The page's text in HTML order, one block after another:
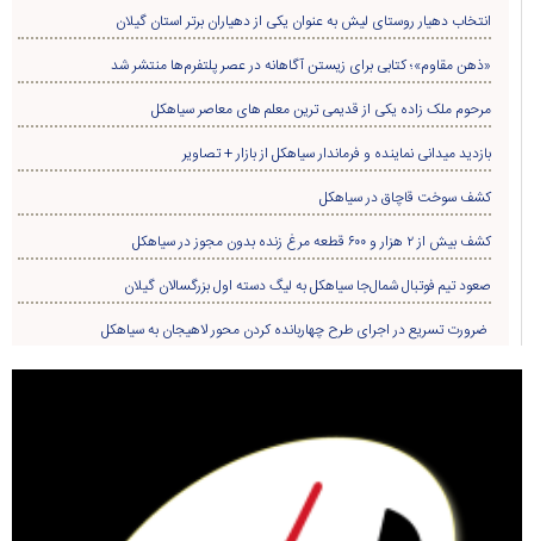
انتخاب دهیار روستای لیش به عنوان یکی از دهیاران برتر استان گیلان
«ذهن مقاوم»؛ کتابی برای زیستن آگاهانه در عصر پلتفرم‌ها منتشر شد
مرحوم ملک زاده یکی از قدیمی ترین معلم های معاصر سیاهکل
بازدید میدانی نماینده و فرماندار سیاهکل از بازار + تصاویر
کشف سوخت قاچاق در سياهکل
کشف بیش از ۲ هزار و ۶۰۰ قطعه مرغ زنده بدون مجوز در سیاهکل
صعود تیم فوتبال شمال‌جا‌ سیاهکل به لیگ دسته اول بزرگسالان گیلان
ضرورت تسریع در اجرای طرح چهاربانده کردن محور لاهیجان به سیاهکل